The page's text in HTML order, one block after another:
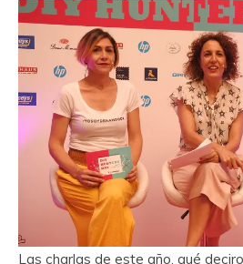
Las charlas de este año, qué